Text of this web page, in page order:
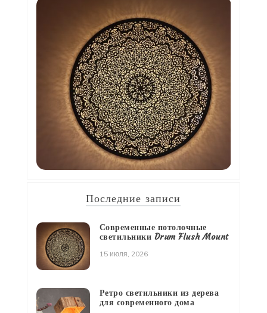
Последние записи
Современные потолочные
светильники Drum Flush Mount
15 июля, 2026
Ретро светильники из дерева
для современного дома